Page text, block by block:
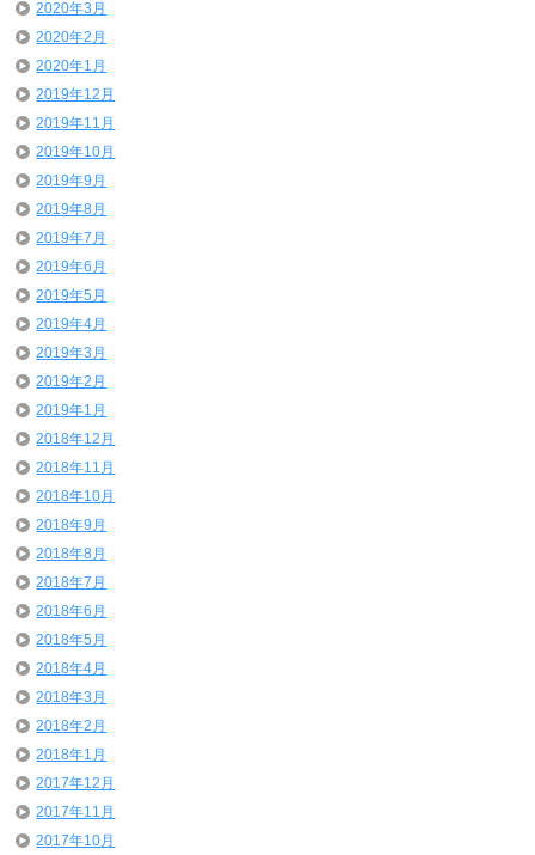
2020年3月
2020年2月
2020年1月
2019年12月
2019年11月
2019年10月
2019年9月
2019年8月
2019年7月
2019年6月
2019年5月
2019年4月
2019年3月
2019年2月
2019年1月
2018年12月
2018年11月
2018年10月
2018年9月
2018年8月
2018年7月
2018年6月
2018年5月
2018年4月
2018年3月
2018年2月
2018年1月
2017年12月
2017年11月
2017年10月